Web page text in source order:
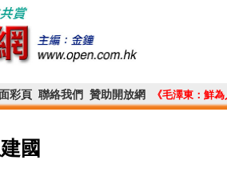
彩頁 聯絡我們 贊助開放網 《毛澤東：鮮
國